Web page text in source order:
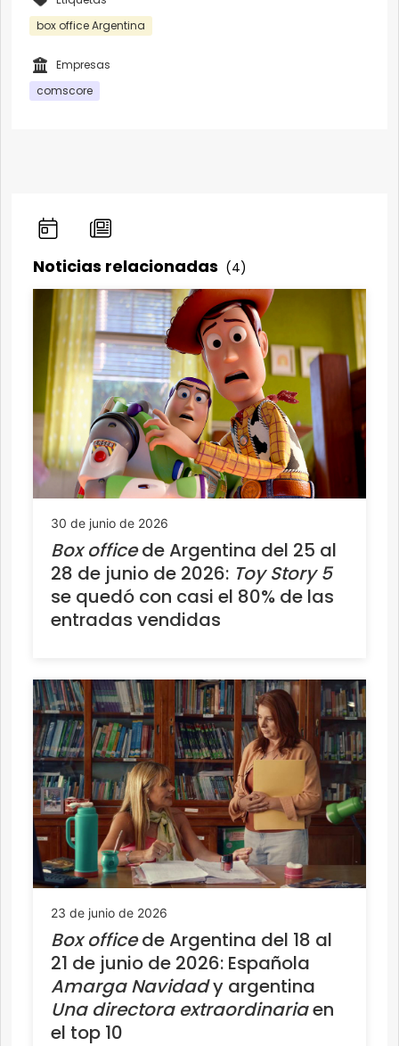
box office Argentina
Empresas
comscore
Noticias relacionadas (4)
30 de junio de 2026
Box officede Argentina del 25 al
28 de junio de 2026: Toy Story 5
se quedó con casi el 80% de las
entradas vendidas
23 de junio de 2026
Box officede Argentina del 18 al
21 de junio de 2026: Española
Amarga Navidady argentina
Una directora extraordinariaen
el top 10